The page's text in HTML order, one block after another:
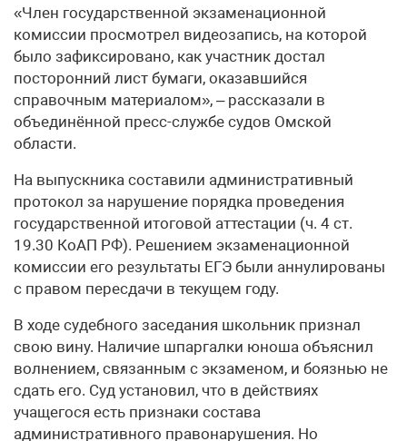
«Член государственной экзаменационной
комиссии просмотрел видеозапись, на которой
было зафиксировано, как участник достал
посторонний лист бумаги, оказавшийся
справочным материалом», – рассказали в
объединённой пресс-службе судов Омской
области.
На выпускника составили административный
протокол за нарушение порядка проведения
государственной итоговой аттестации (ч. 4 ст.
19.30 КоАП РФ). Решением экзаменационной
комиссии его результаты ЕГЭ были аннулированы
с правом пересдачи в текущем году.
В ходе судебного заседания школьник признал
свою вину. Наличие шпаргалки юноша объяснил
волнением, связанным с экзаменом, и боязнью не
сдать его. Суд установил, что в действиях
учащегося есть признаки состава
административного правонарушения. Но